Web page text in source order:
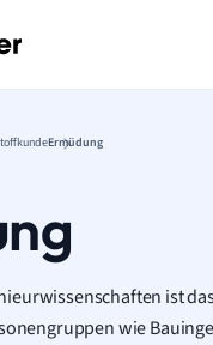
Ermüdung
ist
wie